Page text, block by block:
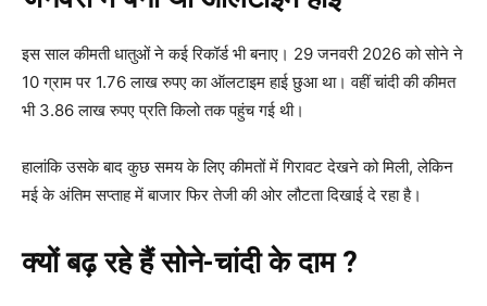
इस साल कीमती धातुओं ने कई रिकॉर्ड भी बनाए। 29 जनवरी 2026 को सोने ने
10 ग्राम पर 1.76 लाख रुपए का ऑलटाइम हाई छुआ था। वहीं चांदी की कीमत
भी 3.86 लाख रुपए प्रति किलो तक पहुंच गई थी।
हालांकि उसके बाद कुछ समय के लिए कीमतों में गिरावट देखने को मिली, लेकिन
मई के अंतिम सप्ताह में बाजार फिर तेजी की ओर लौटता दिखाई दे रहा है।
क्यों बढ़ रहे हैं सोने-चांदी के दाम ?